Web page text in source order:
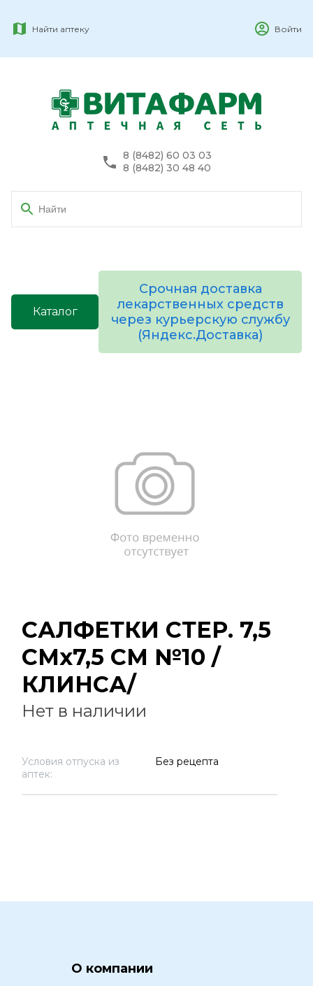
Найти аптеку Войти
8 (8482) 60 03 03
8 (8482) 30 48 40
Каталог
Срочная доставка
лекарственных средств
через курьерскую службу
(Яндекс.Доставка)
САЛФЕТКИ СТЕР. 7,5
СМх7,5 СМ №10 /
КЛИНСА/
Нет в наличии
Условия отпуска из
аптек:
Без рецепта
О компании